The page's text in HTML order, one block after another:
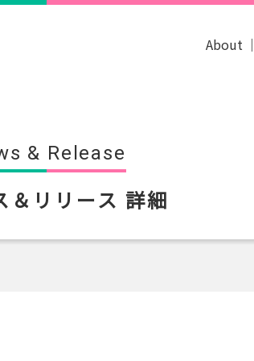
About
& Release
＆リリース 詳細